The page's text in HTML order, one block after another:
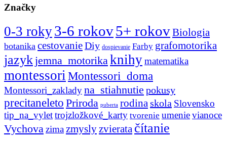
Značky
0-3 roky3-6 rokov5+ rokovBiologia
botanika cestovanieDiy dospievanie Farby grafomotorika
jazykjemna_motorika knihymatematika
montessori Montessori_doma
Montessori_zakladyna_stiahnutie pokusy
precitaneleto Priroda puberta rodina skola Slovensko
tip_na_vylettrojzložkové_karty tvorenie umenievianoce
Vychova zima zmysly zvierata čítanie